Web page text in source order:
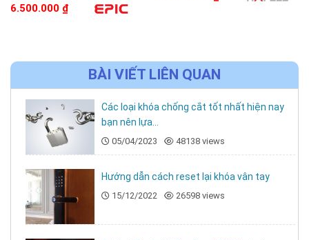
Loại cửa phù hợp
Ứng dụng thực tế
Căn hộ cao cấp, chung cư thông minh
Cửa chính nhà phố, biệt thự hiện đại
hành
Vì sao nên chọn Philips DDL609-5HS tại
6.500.000 ₫
BÀI VIẾT LIÊN QUAN
Các loại khóa chống cắt tốt nhất hiện nay
bạn nên lựa...
05/04/2023 48138 views
Hướng dẫn cách reset lại khóa vân tay
15/12/2022 26598 views